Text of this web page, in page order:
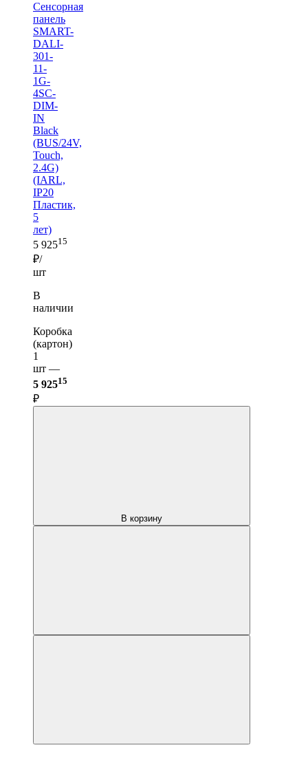
Сенсорная
панель
SMART-
DALI-
301-
11-
1G-
4SC-
DIM-
IN
Black
(BUS/24V,
Touch,
2.4G)
(IARL,
IP20
Пластик,
5
лет)
5 92515
₽/
шт
В
наличии
Коробка
(картон)
1
шт —
5 92515
₽
В корзину